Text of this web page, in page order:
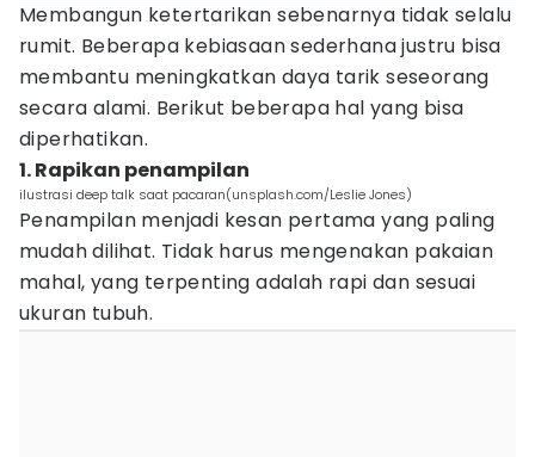
Membangun ketertarikan sebenarnya tidak selalu
rumit. Beberapa kebiasaan sederhana justru bisa
membantu meningkatkan daya tarik seseorang
secara alami. Berikut beberapa hal yang bisa
diperhatikan.
1. Rapikan penampilan
ilustrasi deep talk saat pacaran(unsplash.com/Leslie Jones)
Penampilan menjadi kesan pertama yang paling
mudah dilihat. Tidak harus mengenakan pakaian
mahal, yang terpenting adalah rapi dan sesuai
ukuran tubuh.